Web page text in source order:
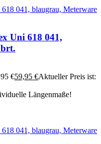
Uni 618 041,
€59,95 €Aktueller Preis ist:
Längenmaße!